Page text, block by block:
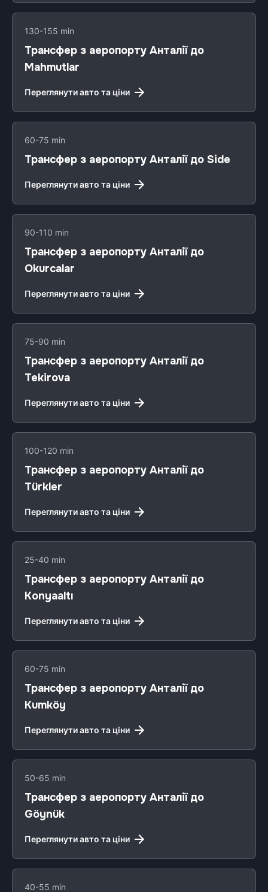
130-155 min
Трансфер з аеропорту Анталії до
Mahmutlar
Переглянути авто та ціни
60-75 min
Трансфер з аеропорту Анталії до Side
Переглянути авто та ціни
90-110 min
Трансфер з аеропорту Анталії до
Okurcalar
Переглянути авто та ціни
75-90 min
Трансфер з аеропорту Анталії до
Tekirova
Переглянути авто та ціни
100-120 min
Трансфер з аеропорту Анталії до
Türkler
Переглянути авто та ціни
25-40 min
Трансфер з аеропорту Анталії до
Konyaaltı
Переглянути авто та ціни
60-75 min
Трансфер з аеропорту Анталії до
Kumköy
Переглянути авто та ціни
50-65 min
Трансфер з аеропорту Анталії до
Göynük
Переглянути авто та ціни
40-55 min